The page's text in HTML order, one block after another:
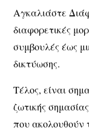
Αγκαλιάστε
διαφορετικές
συμβουλές έως
δικτύωσης.
Τέλος, είναι
ζωτικής
που ακολουθούν